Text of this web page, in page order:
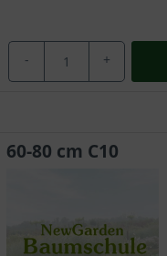
- +
60-80 cm C10